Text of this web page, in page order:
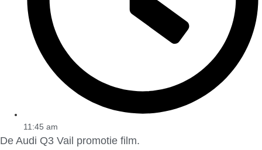
11:45 am
De Audi Q3 Vail promotie film.